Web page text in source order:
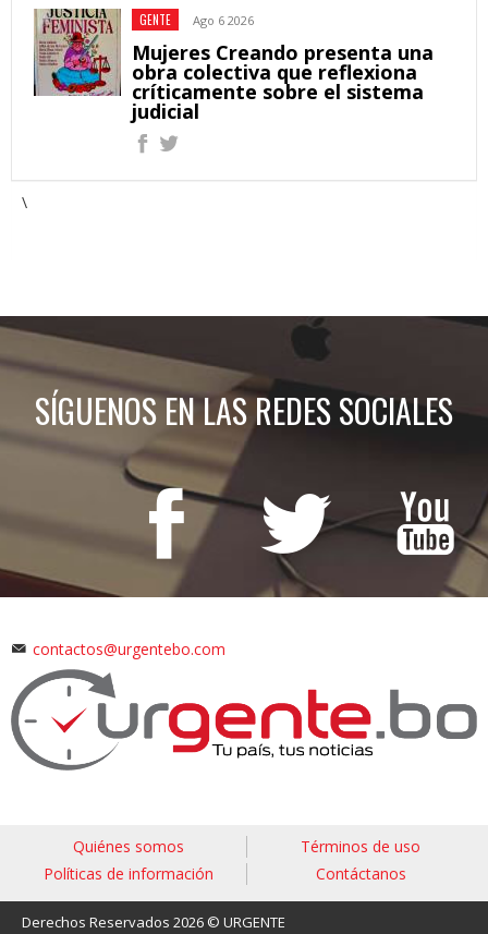
GENTE Ago 6 2026
Mujeres Creando presenta una
obra colectiva que reflexiona
críticamente sobre el sistema
judicial
\
SÍGUENOS EN LAS REDES SOCIALES
contactos@urgentebo.com
Quiénes somos
Términos de uso
Políticas de información
Contáctanos
Derechos Reservados 2026 © URGENTE